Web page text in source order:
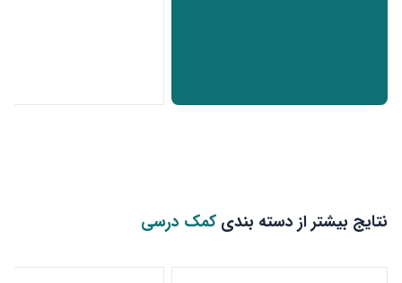
نتایج بیشتر از دسته بندی کمک درسی